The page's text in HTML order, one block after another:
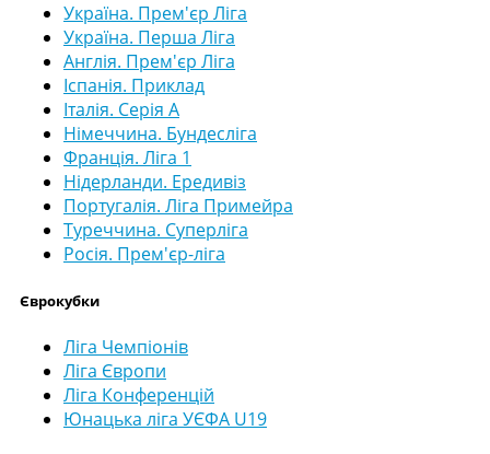
Україна. Прем'єр Ліга
Україна. Перша Ліга
Англія. Прем'єр Ліга
Іспанія. Приклад
Італія. Серія А
Німеччина. Бундесліга
Франція. Ліга 1
Нідерланди. Ередивіз
Португалія. Ліга Примейра
Туреччина. Суперліга
Росія. Прем'єр-ліга
Єврокубки
Ліга Чемпіонів
Ліга Європи
Ліга Конференцій
Юнацька ліга УЄФА U19